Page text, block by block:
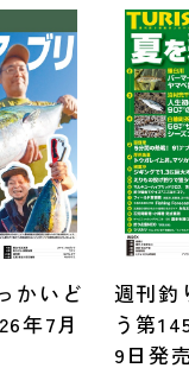
かいど
年7月
週刊釣
う第
9日発売